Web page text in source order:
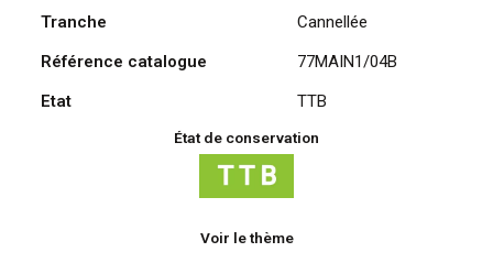
Tranche
Cannellée
Référence catalogue
77MAIN1/04B
Etat
TTB
État de conservation
Voir le thème